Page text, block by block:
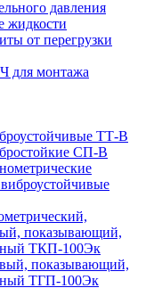
давления
от перегрузки
для монтажа
ТТ-В
СП-В
показывающий,
ТКП-100Эк
показывающий,
ТГП-100Эк